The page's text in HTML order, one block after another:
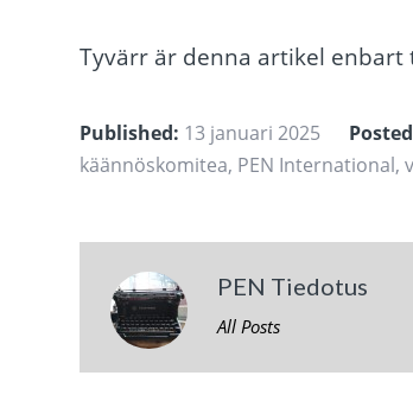
Tyvärr är denna artikel enbart
Published: 13 januari 2025
käännöskomitea, PEN International,
PEN Tiedotus
All Posts